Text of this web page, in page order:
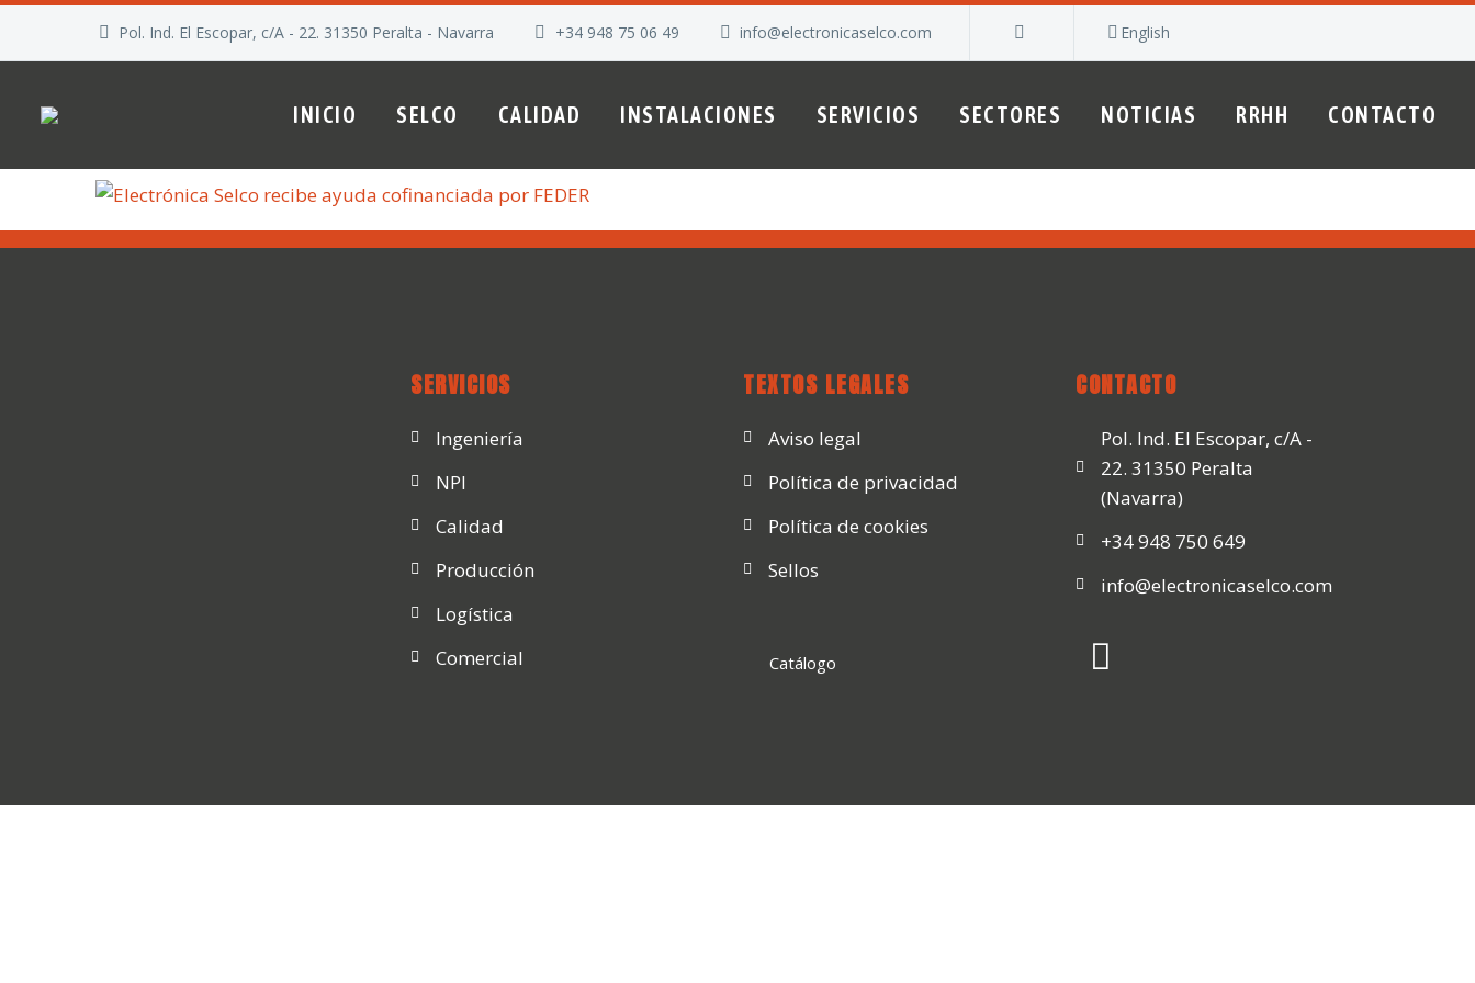
Pol. Ind. El Escopar, c/A - 22. 31350 Peralta - Navarra +34 948 75 06 49 info@electronicaselco.com English
INICIO SELCO CALIDAD INSTALACIONES SERVICIOS SECTORES NOTICIAS RRHH CONTACTO
SERVICIOS
Ingeniería
NPI
Calidad
Producción
Logística
Comercial
TEXTOS LEGALES
Aviso legal
Política de privacidad
Política de cookies
Sellos
Catálogo
CONTACTO
Pol. Ind. El Escopar, c/A -
22. 31350 Peralta
(Navarra)
+34 948 750 649
info@electronicaselco.com